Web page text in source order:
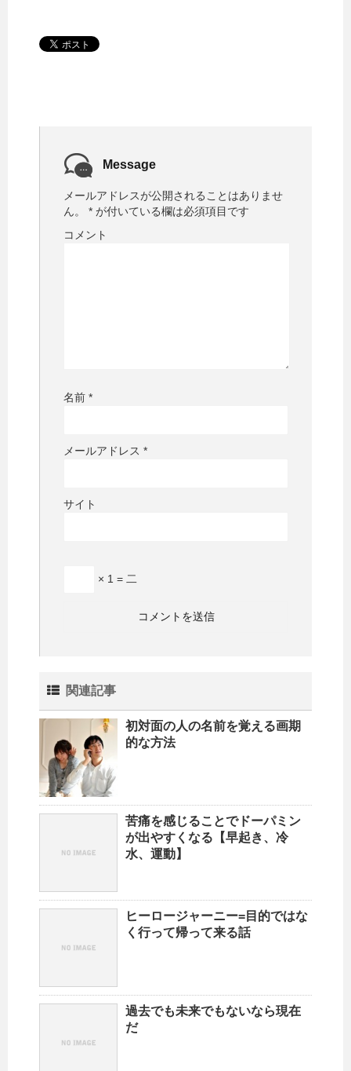
Message
メールアドレスが公開されることはありませ
ん。
* が付いている欄は必須項目です
コメント
名前 *
メールアドレス *
サイト
× 1 = 二
関連記事
初対面の人の名前を覚える画期
的な方法
苦痛を感じることでドーパミン
が出やすくなる【早起き、冷
水、運動】
ヒーロージャーニー=目的ではな
く行って帰って来る話
過去でも未来でもないなら現在
だ